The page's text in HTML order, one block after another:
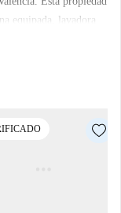
equipada, lavadora
de género, lo
garantizar su calidad
de Valencia, cerca
de Benimaclet y la